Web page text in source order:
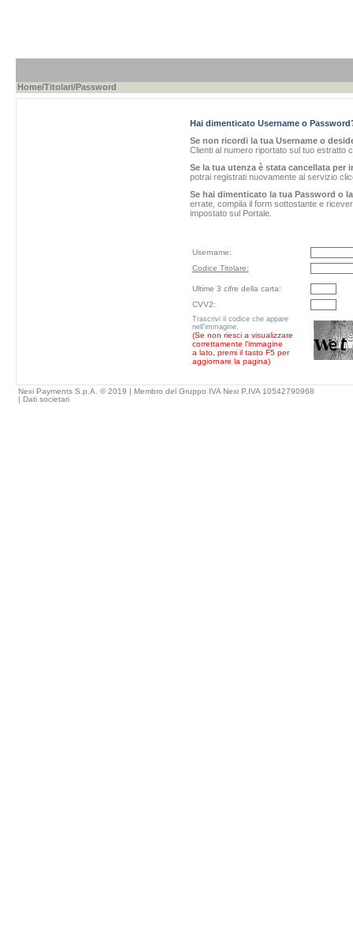
Home/Titolari/Password
Hai dimenticato Username o
Se non ricordi la tua Username o
Clienti al numero riportato sul tuo estratto
Se la tua utenza è stata cancellata per
potrai registrati nuovamente al servizio
Se hai dimenticato la tua Password o
errate, compila il form sottostante e
impostato sul Portale.
Username:
Codice Titolare:
Ultime 3 cifre della carta:
CVV2:
Trascrivi il codice che appare
nell'immagine.
(Se non riesci a visualizzare
correttamente l'immagine
a lato, premi il tasto F5 per
aggiornare la pagina)
Nexi Payments S.p.A. © 2019 | Membro del Gruppo IVA Nexi P.IVA 10542790968
| Dati societari